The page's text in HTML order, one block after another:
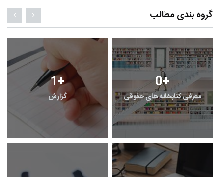
گروه بندی مطالب
1+
گزارش
0+
معرفی کتابخانه های حقوقی